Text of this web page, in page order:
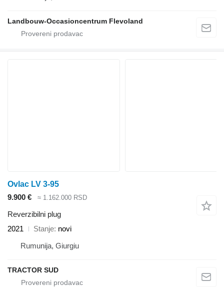
Landbouw-Occasioncentrum Flevoland
Ovlac LV 3-95
9.900 €
≈ 1.162.000 RSD
Reverzibilni plug
2021
Stanje novi
Rumunija, Giurgiu
TRACTOR SUD